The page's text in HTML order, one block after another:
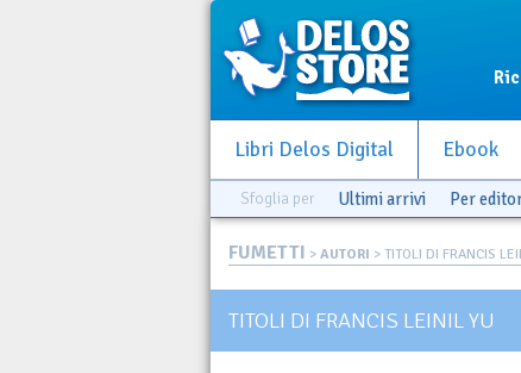
Libri Delos Digital Ebook
Sfoglia per Ultimi arrivi Per
FUMETTI > AUTORI > TITOLI DI FRANCIS
TITOLI DI FRANCIS LEINIL YU